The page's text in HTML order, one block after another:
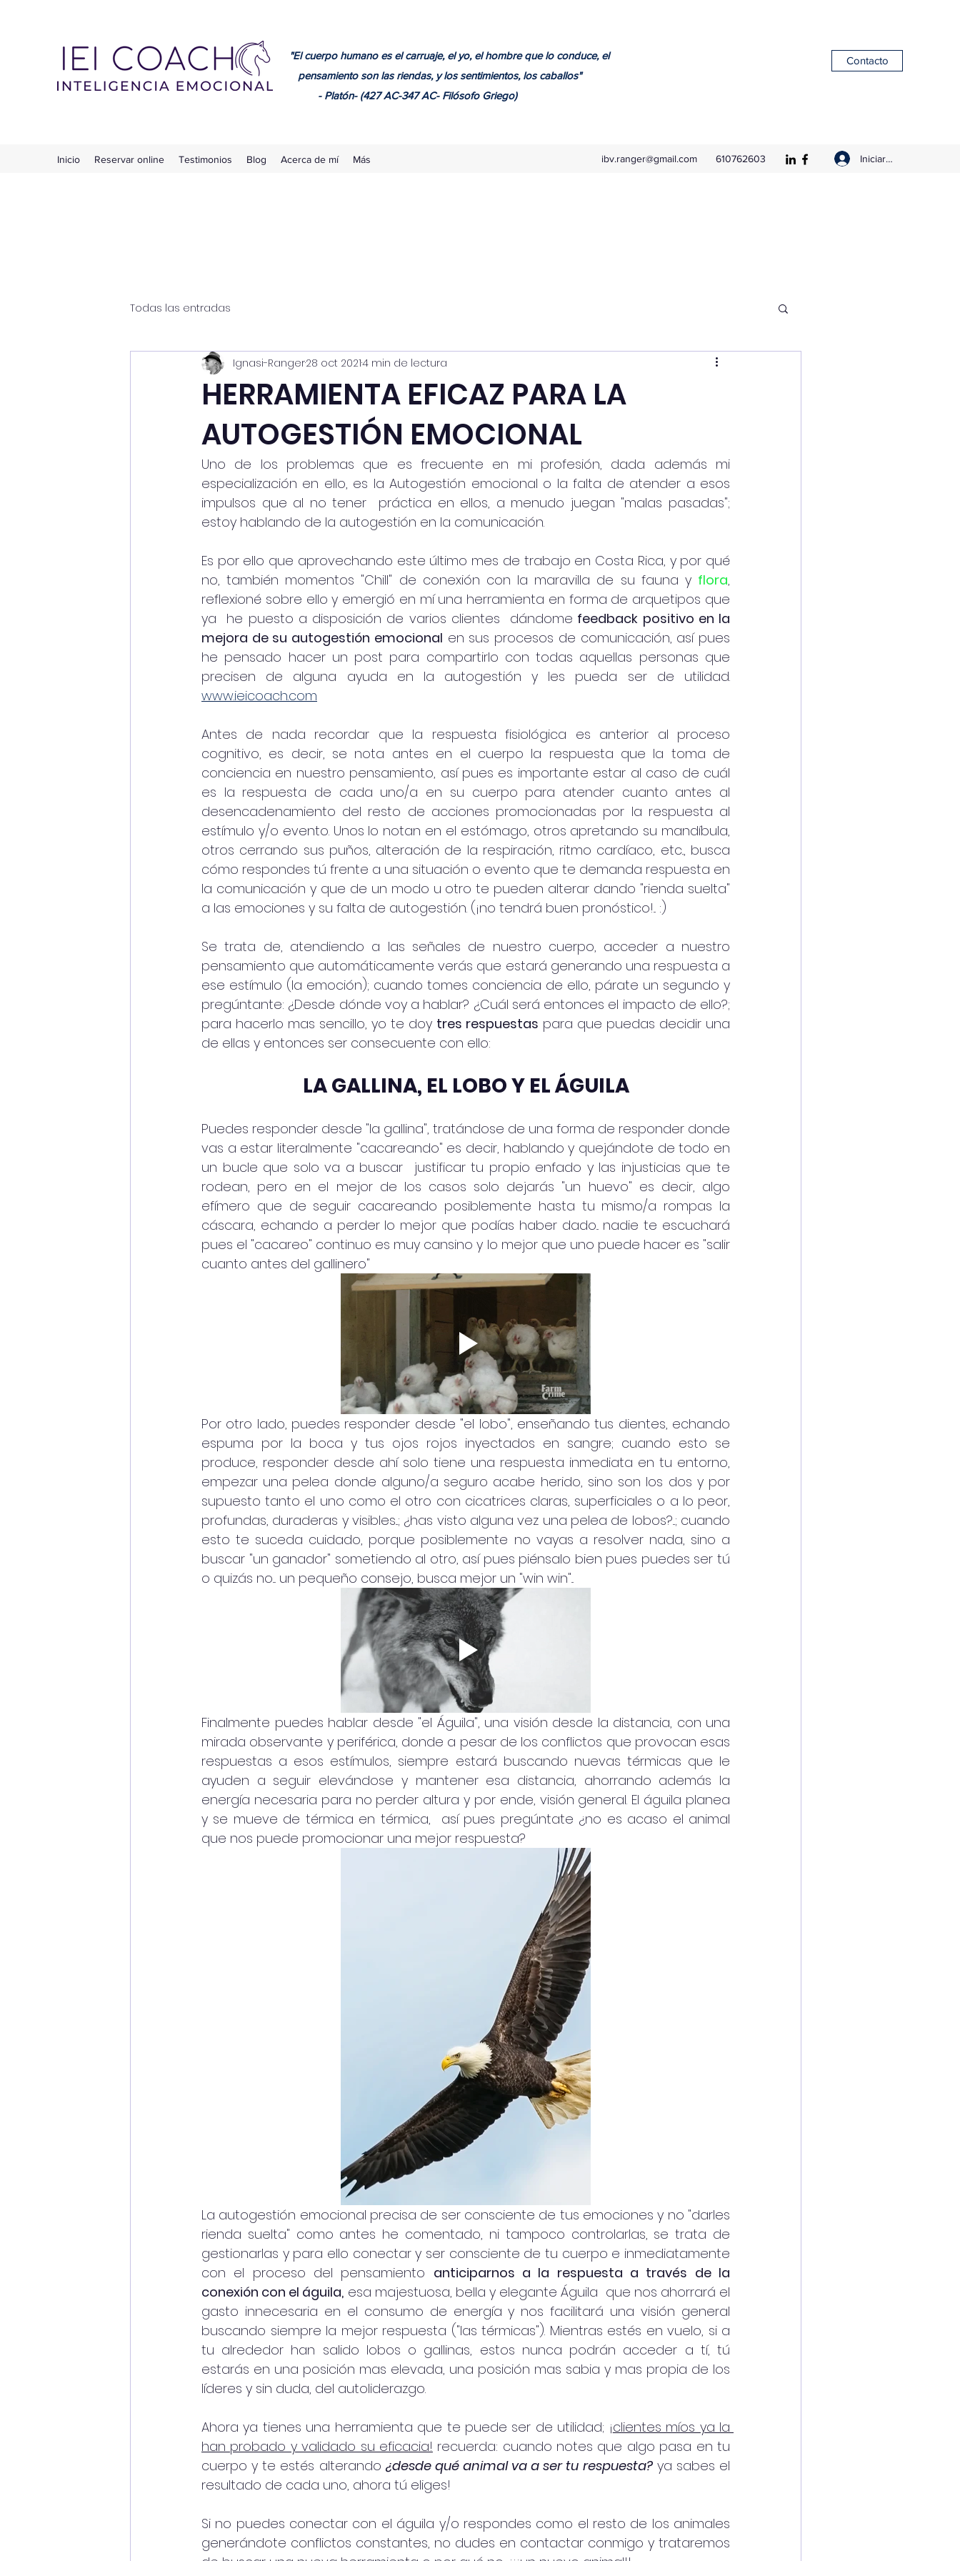
"El cuerpo humano es el carruaje, el yo, el hombre que lo conduce, el
pensamiento son las riendas, y los sentimientos, los caballos"
- Platón- (427 AC-347 AC- Filósofo Griego)
Contacto
Inicio Reservar online Testimonios Blog Acerca de mí Más ibv.ranger@gmail.com 610762603 Iniciar sesión
Todas las entradas
HERRAMIENTA EFICAZ PARA LA
AUTOGESTIÓN EMOCIONAL
Ignasi-Ranger28 oct 20214 min de lectura
Uno de los problemas que es frecuente en mi profesión, dada además mi
especialización en ello, es la Autogestión emocional o la falta de atender a esos
impulsos que al no tener  práctica en ellos, a menudo juegan "malas pasadas";
estoy hablando de la autogestión en la comunicación.
Es por ello que aprovechando este último mes de trabajo en Costa Rica, y por qué
no, también momentos "Chill" de conexión con la maravilla de su fauna y flora,
reflexioné sobre ello y emergió en mí una herramienta en forma de arquetipos que
ya  he puesto a disposición de varios clientes  dándome feedback positivo en la
mejora de su autogestión emocional en sus procesos de comunicación, así pues
he pensado hacer un post para compartirlo con todas aquellas personas que
www.ieicoach.com
Antes de nada recordar que la respuesta fisiológica es anterior al proceso
cognitivo, es decir, se nota antes en el cuerpo la respuesta que la toma de
conciencia en nuestro pensamiento, así pues es importante estar al caso de cuál
es la respuesta de cada uno/a en su cuerpo para atender cuanto antes al
desencadenamiento del resto de acciones promocionadas por la respuesta al
estímulo y/o evento. Unos lo notan en el estómago, otros apretando su mandíbula,
otros cerrando sus puños, alteración de la respiración, ritmo cardíaco, etc.., busca
cómo respondes tú frente a una situación o evento que te demanda respuesta en
la comunicación y que de un modo u otro te pueden alterar dando "rienda suelta"
a las emociones y su falta de autogestión. (¡no tendrá buen pronóstico!... :)
Se trata de, atendiendo a las señales de nuestro cuerpo, acceder a nuestro
pensamiento que automáticamente verás que estará generando una respuesta a
ese estímulo (la emoción); cuando tomes conciencia de ello, párate un segundo y
pregúntante: ¿Desde dónde voy a hablar? ¿Cuál será entonces el impacto de ello?;
para hacerlo mas sencillo, yo te doy tres respuestas para que puedas decidir una
de ellas y entonces ser consecuente con ello:
LA GALLINA, EL LOBO Y EL ÁGUILA
Puedes responder desde "la gallina", tratándose de una forma de responder donde
vas a estar literalmente "cacareando" es decir, hablando y quejándote de todo en
un bucle que solo va a buscar  justificar tu propio enfado y las injusticias que te
rodean, pero en el mejor de los casos solo dejarás "un huevo" es decir, algo
efímero que de seguir cacareando posiblemente hasta tu mismo/a rompas la
cáscara, echando a perder lo mejor que podías haber dado... nadie te escuchará
pues el "cacareo" continuo es muy cansino y lo mejor que uno puede hacer es "salir
cuanto antes del gallinero"
Por otro lado, puedes responder desde "el lobo", enseñando tus dientes, echando
espuma por la boca y tus ojos rojos inyectados en sangre; cuando esto se
produce, responder desde ahí solo tiene una respuesta inmediata en tu entorno,
empezar una pelea donde alguno/a seguro acabe herido, sino son los dos y por
supuesto tanto el uno como el otro con cicatrices claras, superficiales o a lo peor,
profundas, duraderas y visibles...; ¿has visto alguna vez una pelea de lobos?...; cuando
esto te suceda cuidado, porque posiblemente no vayas a resolver nada, sino a
buscar "un ganador" sometiendo al otro, así pues piénsalo bien pues puedes ser tú
o quizás no.... un pequeño consejo, busca mejor un "win win"...
Finalmente puedes hablar desde "el Águila", una visión desde la distancia, con una
mirada observante y periférica, donde a pesar de los conflictos que provocan esas
respuestas a esos estímulos, siempre estará buscando nuevas térmicas que le
ayuden a seguir elevándose y mantener esa distancia, ahorrando además la
energía necesaria para no perder altura y por ende, visión general. El águila planea
y se mueve de térmica en térmica,  así pues pregúntate ¿no es acaso el animal
que nos puede promocionar una mejor respuesta?
La autogestión emocional precisa de ser consciente de tus emociones y no "darles
rienda suelta" como antes he comentado, ni tampoco controlarlas, se trata de
gestionarlas y para ello conectar y ser consciente de tu cuerpo e inmediatamente
con el proceso del pensamiento anticiparnos a la respuesta a través de la
conexión con el águila, esa majestuosa, bella y elegante Águila  que nos ahorrará el
gasto innecesaria en el consumo de energía y nos facilitará una visión general
buscando siempre la mejor respuesta ("las térmicas"). Mientras estés en vuelo, si a
tu alrededor han salido lobos o gallinas, estos nunca podrán acceder a tí, tú
estarás en una posición mas elevada, una posición mas sabia y mas propia de los
líderes y sin duda, del autoliderazgo.
Ahora ya tienes una herramienta que te puede ser de utilidad; ¡clientes míos ya la
han probado y validado su eficacia! recuerda: cuando notes que algo pasa en tu
cuerpo y te estés alterando ¿desde qué animal va a ser tu respuesta? ya sabes el
resultado de cada uno, ahora tú eliges!
Si no puedes conectar con el águila y/o respondes como el resto de los animales
generándote conflictos constantes, no dudes en contactar conmigo y trataremos